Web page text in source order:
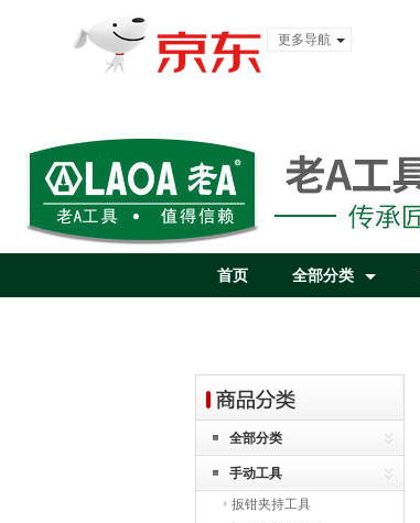
更多导航
首页 全部分类
全部分类
手动工具
扳钳夹持工具